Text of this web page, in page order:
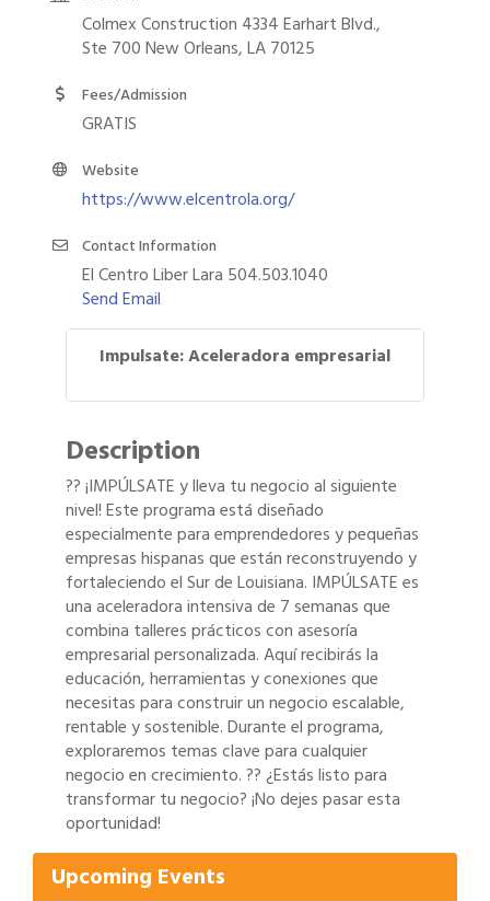
Colmex Construction 4334 Earhart Blvd.,
Ste 700 New Orleans, LA 70125
Fees/Admission
GRATIS
Website
https://www.elcentrola.org/
Contact Information
El Centro Liber Lara 504.503.1040
Send Email
Impulsate: Aceleradora empresarial
Description
?? ¡IMPÚLSATE y lleva tu negocio al siguiente
nivel! Este programa está diseñado
especialmente para emprendedores y pequeñas
empresas hispanas que están reconstruyendo y
fortaleciendo el Sur de Louisiana. IMPÚLSATE es
una aceleradora intensiva de 7 semanas que
combina talleres prácticos con asesoría
empresarial personalizada. Aquí recibirás la
educación, herramientas y conexiones que
necesitas para construir un negocio escalable,
rentable y sostenible. Durante el programa,
exploraremos temas clave para cualquier
negocio en crecimiento. ?? ¿Estás listo para
transformar tu negocio? ¡No dejes pasar esta
oportunidad!
Upcoming Events